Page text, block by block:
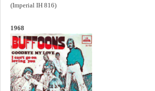
(Imperial IH 816)
1968